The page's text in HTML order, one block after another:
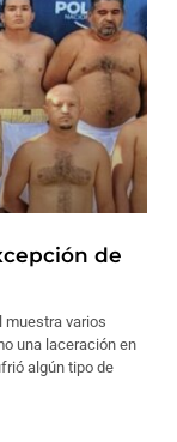
de
muestra varios
una laceración en
algún tipo de